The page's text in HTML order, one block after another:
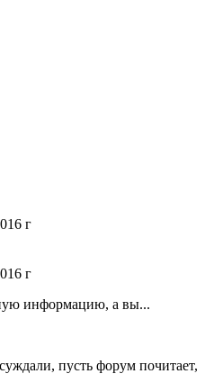
16 г
16 г
информацию, а вы...
пусть форум почитает,